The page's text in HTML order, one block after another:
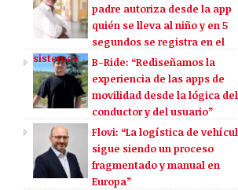
padre autoriza desde la app
quién se lleva al niño y en 5
segundos se registra en el
sistema»
B-Ride: “Rediseñamos la
experiencia de las apps de
movilidad desde la lógica del
conductor y del usuario”
Flovi: “La logística de
sigue siendo un proceso
fragmentado y manual en
Europa”